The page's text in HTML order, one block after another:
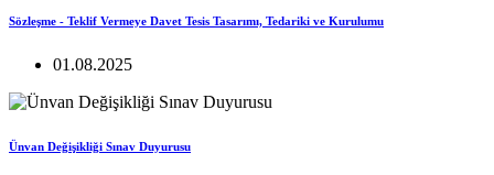
Sözleşme - Teklif Vermeye Davet Tesis Tasarımı, Tedariki ve Kurulumu
01.08.2025
Ünvan Değişikliği Sınav Duyurusu